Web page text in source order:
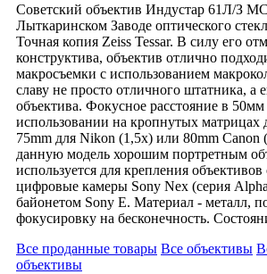
Советский объектив Индустар 61Л/З
Лыткаринском Заводе оптического
Точная копия Zeiss Tessar. В силу его
конструктива, объектив отлично
макросъемки с использованием
славу не просто отличного штатника, а
объектива. Фокусное расстояние в
использовании на кропнутых матрицах
75mm для Nikon (1,5x) или 80mm Canon
данную модель хорошим портретным
используется для крепления
цифровые камеры Sony Nex (серия
байонетом Sony E. Материал - металл,
фокусировку на бесконечность.
Все проданные товары Все объективы
объективы